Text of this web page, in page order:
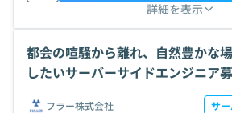
詳細を表示
都会の喧騒から離れ、自然豊かな
したいサーバーサイドエンジニア
フラー株式会社 サ